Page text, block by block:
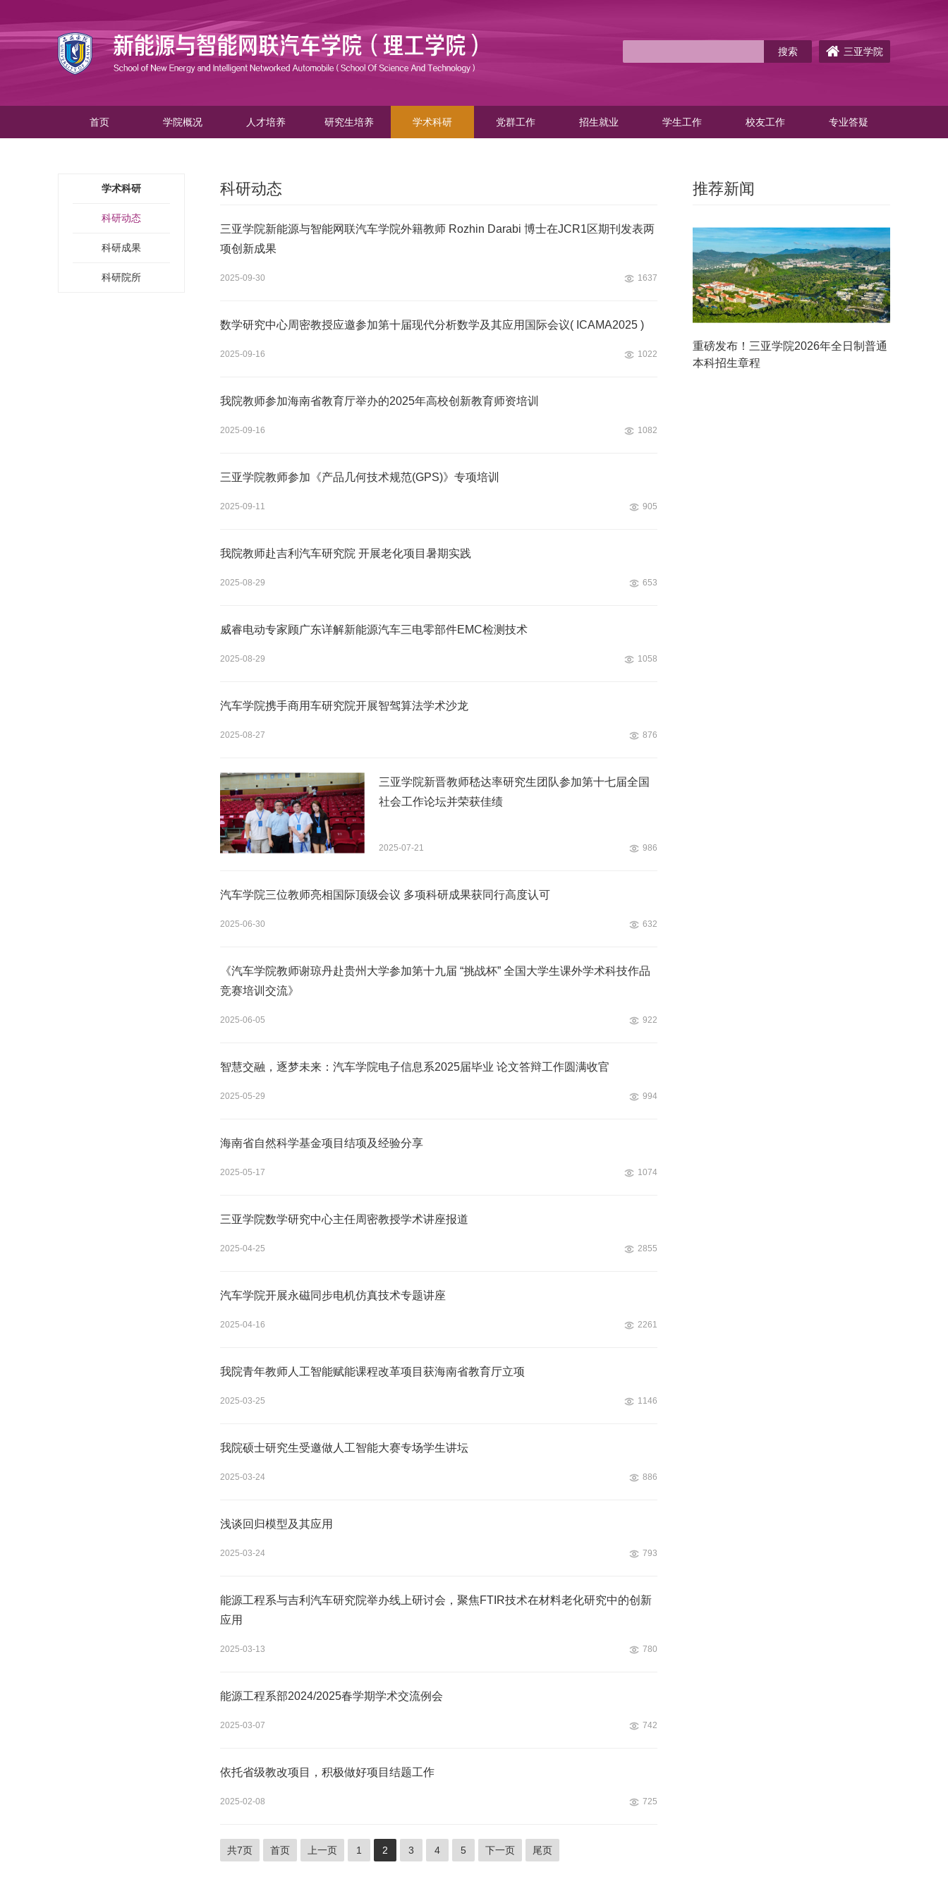
三亚学院
首页 学院概况 人才培养 研究生培养 学术科研 党群工作 招生就业 学生工作 校友工作 专业答疑
学术科研
科研动态
科研成果
科研院所
科研动态
三亚学院新能源与智能网联汽车学院外籍教师 Rozhin Darabi 博士在JCR1区期刊发表两
项创新成果
2025-09-30 1637
数学研究中心周密教授应邀参加第十届现代分析数学及其应用国际会议( ICAMA2025 )
2025-09-16 1022
我院教师参加海南省教育厅举办的2025年高校创新教育师资培训
2025-09-16 1082
三亚学院教师参加《产品几何技术规范(GPS)》专项培训
2025-09-11 905
我院教师赴吉利汽车研究院 开展老化项目暑期实践
2025-08-29 653
威睿电动专家顾广东详解新能源汽车三电零部件EMC检测技术
2025-08-29 1058
汽车学院携手商用车研究院开展智驾算法学术沙龙
2025-08-27 876
三亚学院新晋教师嵇达率研究生团队参加第十七届全国
社会工作论坛并荣获佳绩
2025-07-21 986
汽车学院三位教师亮相国际顶级会议 多项科研成果获同行高度认可
2025-06-30 632
《汽车学院教师谢琼丹赴贵州大学参加第十九届 “挑战杯” 全国大学生课外学术科技作品
竞赛培训交流》
2025-06-05 922
智慧交融，逐梦未来：汽车学院电子信息系2025届毕业 论文答辩工作圆满收官
2025-05-29 994
海南省自然科学基金项目结项及经验分享
2025-05-17 1074
三亚学院数学研究中心主任周密教授学术讲座报道
2025-04-25 2855
汽车学院开展永磁同步电机仿真技术专题讲座
2025-04-16 2261
我院青年教师人工智能赋能课程改革项目获海南省教育厅立项
2025-03-25 1146
我院硕士研究生受邀做人工智能大赛专场学生讲坛
2025-03-24 886
浅谈回归模型及其应用
2025-03-24 793
能源工程系与吉利汽车研究院举办线上研讨会，聚焦FTIR技术在材料老化研究中的创新
应用
2025-03-13 780
能源工程系部2024/2025春学期学术交流例会
2025-03-07 742
依托省级教改项目，积极做好项目结题工作
2025-02-08 725
共7页 首页 上一页 1 2 3 4 5 下一页 尾页
推荐新闻
重磅发布！三亚学院2026年全日制普通
本科招生章程